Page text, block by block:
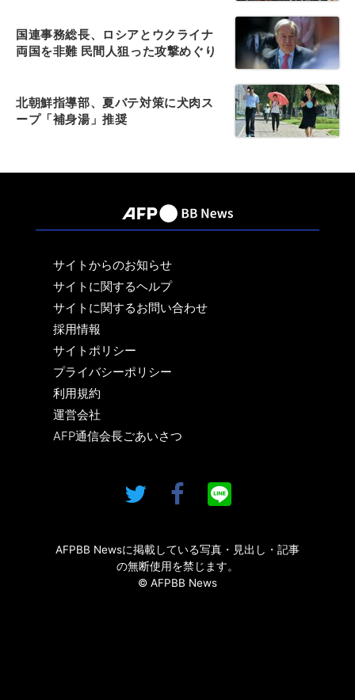
国連事務総長、ロシアとウクライナ
両国を非難 民間人狙った攻撃めぐり
北朝鮮指導部、夏バテ対策に犬肉ス
ープ「補身湯」推奨
サイトからのお知らせ
サイトに関するヘルプ
サイトに関するお問い合わせ
採用情報
サイトポリシー
プライバシーポリシー
利用規約
運営会社
AFP通信会長ごあいさつ
AFPBB Newsに掲載している写真・見出し・記事
の無断使用を禁じます。
© AFPBB News